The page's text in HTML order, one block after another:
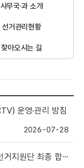
사무국·과 소개
선거관리현황
찾아오시는 길
운영·관리 방침
2026-07-28
단 최종 합격자 발표